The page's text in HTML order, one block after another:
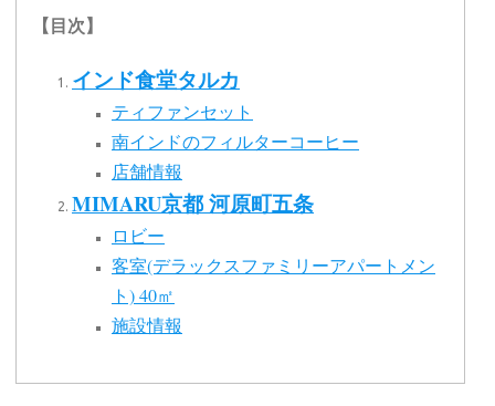
【目次】
インド食堂タルカ
ティファンセット
南インドのフィルターコーヒー
店舗情報
MIMARU京都 河原町五条
ロビー
客室(デラックスファミリーアパートメン
ト) 40㎡
施設情報